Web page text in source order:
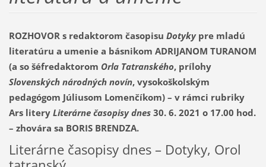
ROZHOVOR s redaktorom časopisu Dotyky pre mladú
literatúru a umenie a básnikom ADRIJANOM TURANOM
(a so šéfredaktorom Orla Tatranského, prílohy
Slovenských národných novín, vysokoškolským
pedagógom Júliusom Lomenčíkom) – v rámci rubriky
Ars litery Literárne časopisy dnes30. 6. 2021 o 17.00 hod.
– zhovára sa BORIS BRENDZA.
Literárne časopisy dnes – Dotyky, Orol